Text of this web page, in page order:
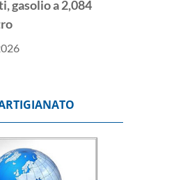
gasolio a 2,084
piatta
apre in